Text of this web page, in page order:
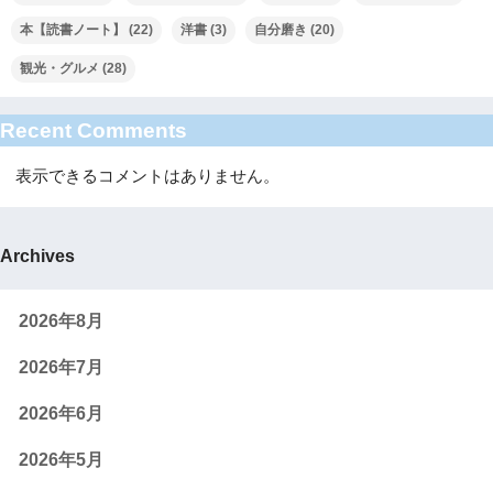
本【読書ノート】 (22) 洋書 (3) 自分磨き (20)
観光・グルメ (28)
Recent Comments
表示できるコメントはありません。
Archives
2026年8月
2026年7月
2026年6月
2026年5月